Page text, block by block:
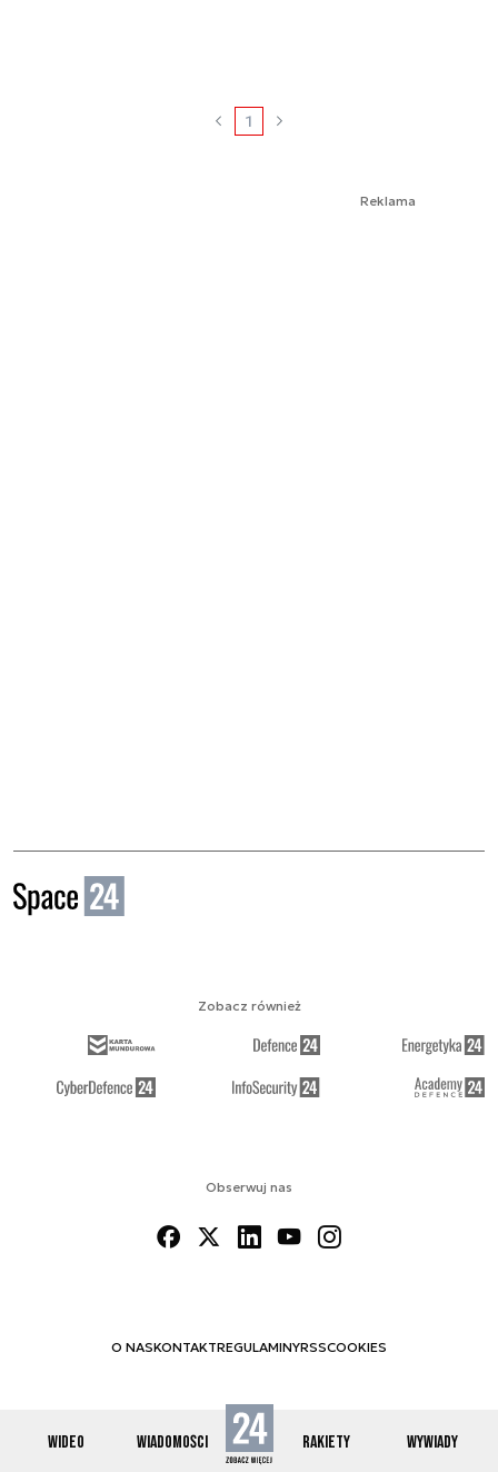
WIDEO WIADOMOŚCI RAKIETY WYWIADY
1
Reklama
Obserwuj nas
O NASKONTAKTREGULAMINYRSSCOOKIES
Zobacz również
© 2012-2026 SPACE24